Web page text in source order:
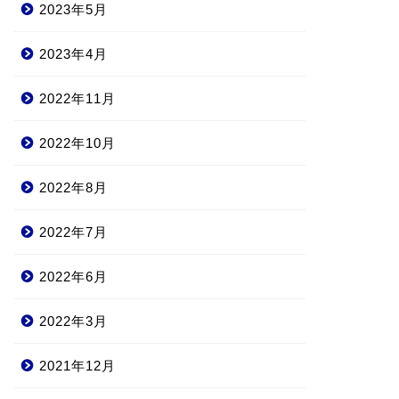
2023年5月
2023年4月
2022年11月
2022年10月
2022年8月
2022年7月
2022年6月
2022年3月
2021年12月